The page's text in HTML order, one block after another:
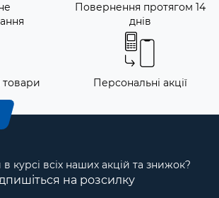
Повернення протягом 14
днів
товари Персональні акції
курсі всіх наших акцій та знижок?
на розсилку